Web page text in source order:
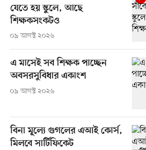
যেতে হয় স্কুলে, আছে
শিক্ষকসংকটও
০৯ আগস্ট ২০২৬
এ মাসেই সব শিক্ষক পাচ্ছেন
অবসরসুবিধার একাংশ
০৯ আগস্ট ২০২৬
বিনা মূল্যে গুগলের এআই কোর্স,
মিলবে সার্টিফিকেট